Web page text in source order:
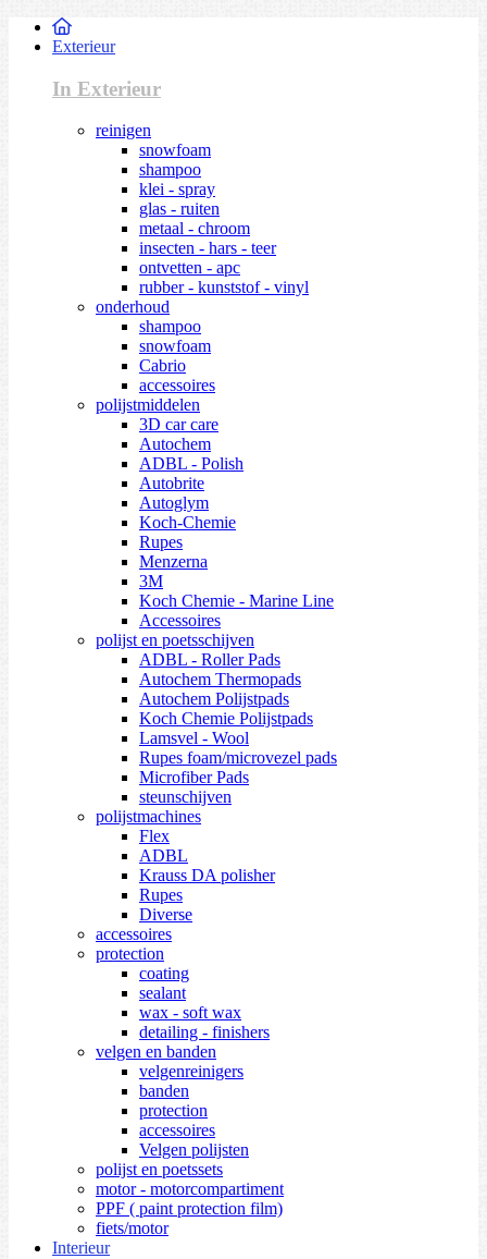
Exterieur
In Exterieur
reinigen
snowfoam
shampoo
klei - spray
glas - ruiten
metaal - chroom
insecten - hars - teer
ontvetten - apc
rubber - kunststof - vinyl
onderhoud
shampoo
snowfoam
Cabrio
accessoires
polijstmiddelen
3D car care
Autochem
ADBL - Polish
Autobrite
Autoglym
Koch-Chemie
Rupes
Menzerna
3M
Koch Chemie - Marine Line
Accessoires
polijst en poetsschijven
ADBL - Roller Pads
Autochem Thermopads
Autochem Polijstpads
Koch Chemie Polijstpads
Lamsvel - Wool
Rupes foam/microvezel pads
Microfiber Pads
steunschijven
polijstmachines
Flex
ADBL
Krauss DA polisher
Rupes
Diverse
accessoires
protection
coating
sealant
wax - soft wax
detailing - finishers
velgen en banden
velgenreinigers
banden
protection
accessoires
Velgen polijsten
polijst en poetssets
motor - motorcompartiment
PPF ( paint protection film)
fiets/motor
Interieur